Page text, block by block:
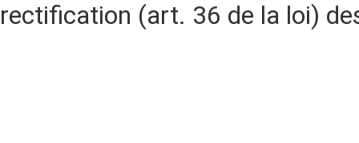
rectification (art. 36 de la loi)